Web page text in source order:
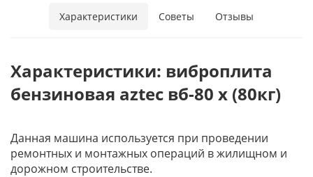
Характеристики Советы Отзывы
Характеристики: виброплита
бензиновая aztec вб-80 х (80кг)
Данная машина используется при проведении
ремонтных и монтажных операций в жилищном и
дорожном строительстве.